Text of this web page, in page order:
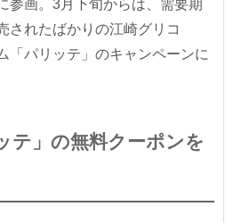
参画。3月下旬からは、需要期
されたばかりの江崎グリコ
「パリッテ」のキャンペーンに
テ」の無料クーポンを